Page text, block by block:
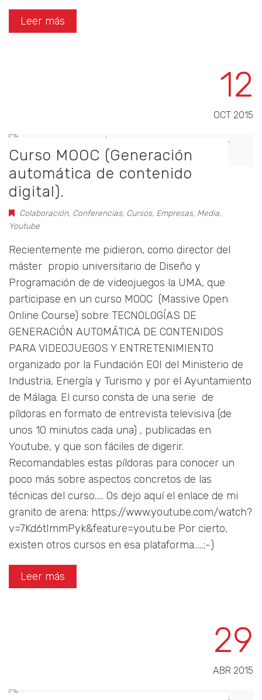
Leer más
12
OCT 2015
Curso MOOC (Generación
automática de contenido
digital).
Colaboración, Conferencias, Cursos, Empresas, Media,
Youtube
Recientemente me pidieron, como director del
máster propio universitario de Diseño y
Programación de de videojuegos la UMA, que
participase en un curso MOOC (Massive Open
Online Course) sobre TECNOLOGÍAS DE
GENERACIÓN AUTOMÁTICA DE CONTENIDOS
PARA VIDEOJUEGOS Y ENTRETENIMIENTO
organizado por la Fundación EOI del Ministerio de
Industria, Energía y Turismo y por el Ayuntamiento
de Málaga. El curso consta de una serie de
píldoras en formato de entrevista televisiva (de
unos 10 minutos cada una) , publicadas en
Youtube, y que son fáciles de digerir.
Recomandables estas píldoras para conocer un
poco más sobre aspectos concretos de las
técnicas del curso..... Os dejo aquí el enlace de mi
granito de arena: https://www.youtube.com/watch?
v=7Kd6tImmPyk&feature=youtu.be Por cierto,
existen otros cursos en esa plataforma.....;-)
Leer más
29
ABR 2015